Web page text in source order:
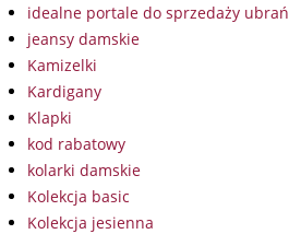
idealne portale do sprzedaży ubrań
jeansy damskie
Kamizelki
Kardigany
Klapki
kod rabatowy
kolarki damskie
Kolekcja basic
Kolekcja jesienna